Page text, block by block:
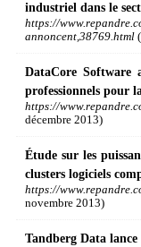
industriel dans le
https://
annoncent,38769.html
DataCore Software
professionnels pour
https://
décembre 2013)
Étude sur les
clusters logiciels
https://
novembre 2013)
Tandberg Data